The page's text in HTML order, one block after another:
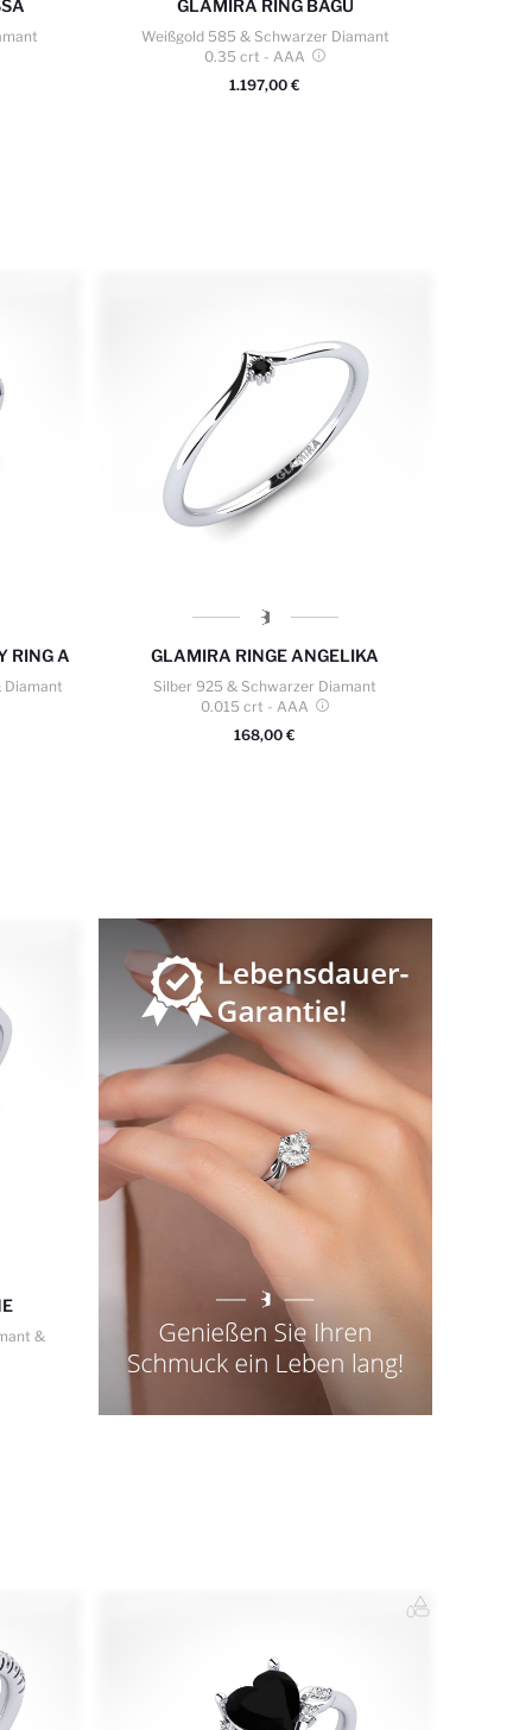
GLAMIRA RING BAGU
Weißgold 585 & Schwarzer Diamant
0.35 crt - AAA
1.197,00 €
RING A
Diamant
GLAMIRA RINGE ANGELIKA
Silber 925 & Schwarzer Diamant
0.015 crt - AAA
168,00 €
&